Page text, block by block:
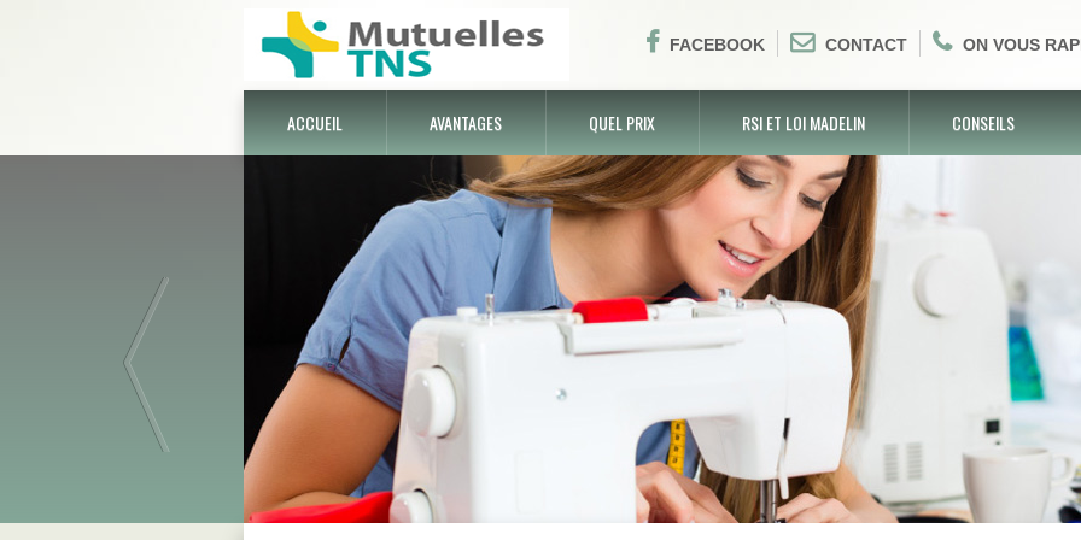
FACEBOOK CONTACT ON VOUS
ACCUEIL AVANTAGES QUEL PRIX RSI ET LOI MADELIN CONSEILS